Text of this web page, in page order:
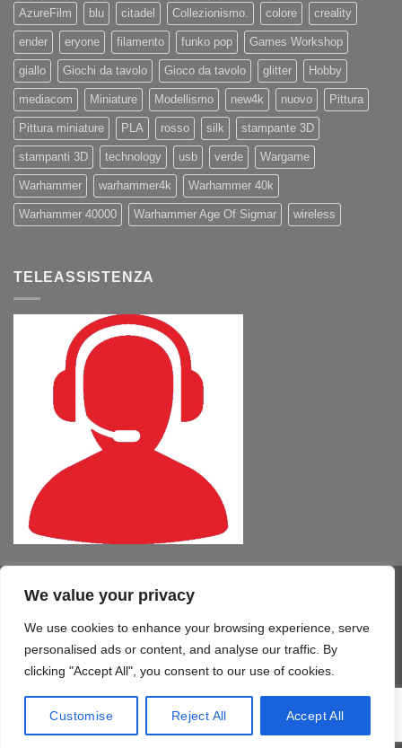
We value your privacy
We use cookies to enhance your browsing experience, serve
personalised ads or content, and analyse our traffic. By
clicking "Accept All", you consent to our use of cookies.
Customise Reject All Accept All
AzureFilm blu citadel Collezionismo. colore creality
ender eryone filamento funko pop Games Workshop
giallo Giochi da tavolo Gioco da tavolo glitter Hobby
mediacom Miniature Modellismo new4k nuovo Pittura
Pittura miniature PLA rosso silk stampante 3D
stampanti 3D technology usb verde Wargame
Warhammer warhammer4k Warhammer 40k
Warhammer 40000 Warhammer Age Of Sigmar wireless
TELEASSISTENZA
Visa PayPal MasterCard
Delivery
COMPUTER – TABLET – SMARTPHONE SOFTWARE
SERVIZI
STAMPA 3D
TELEFONIA CONTATTI
Copyright 2026 ©Mono Informatica S.r.l.c.r.
0721.1921940 - P.IVA 02515170419
credits | soluzioni web byMono Informatica